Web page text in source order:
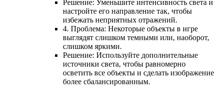
Решение: Уменьшите интенсивность света и
настройте его направление так, чтобы
избежать неприятных отражений.
4. Проблема: Некоторые объекты в игре
выглядят слишком темными или, наоборот,
слишком яркими.
Решение: Используйте дополнительные
источники света, чтобы равномерно
осветить все объекты и сделать изображение
более сбалансированным.